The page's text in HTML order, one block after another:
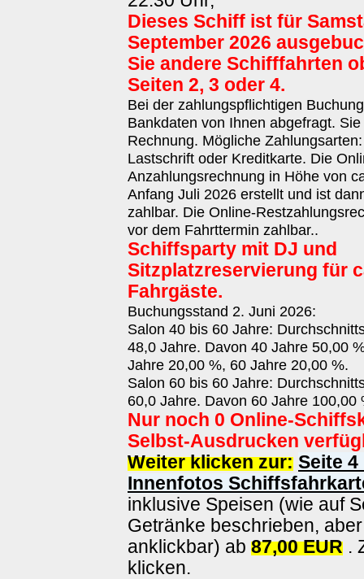
Dieses Schiff ist für
September 2026
Sie andere Schifffahrten
Seiten 2, 3 oder 4.
Bei der zahlungspflichtigen
Bankdaten von Ihnen abgefragt.
Rechnung. Mögliche
Lastschrift oder Kreditkarte. Die
Anzahlungsrechnung in Höhe von
Anfang Juli 2026 erstellt und ist
zahlbar. Die Online-
vor dem Fahrttermin zahlbar..
Schiffsparty mit DJ und
Sitzplatzreservierung für
Fahrgäste.
Buchungsstand 2. Juni 2026:
Salon 40 bis 60 Jahre:
48,0 Jahre. Davon 40 Jahre 50,00
Jahre 20,00 %, 60 Jahre 20,00 %.
Salon 60 bis 60 Jahre:
60,0 Jahre. Davon 60 Jahre 100,00
Nur noch 0 Online-
Selbst-Ausdrucken
Weiter klicken zur: Seite
Innenfotos
inklusive Speisen (wie auf
Getränke beschrieben,
anklickbar) ab 87,00 EUR .
klicken.